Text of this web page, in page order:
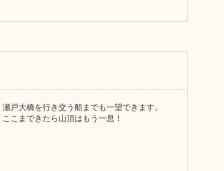
瀬戸大橋を行き交う船までも一望できます。
ここまできたら山頂はもう一息！